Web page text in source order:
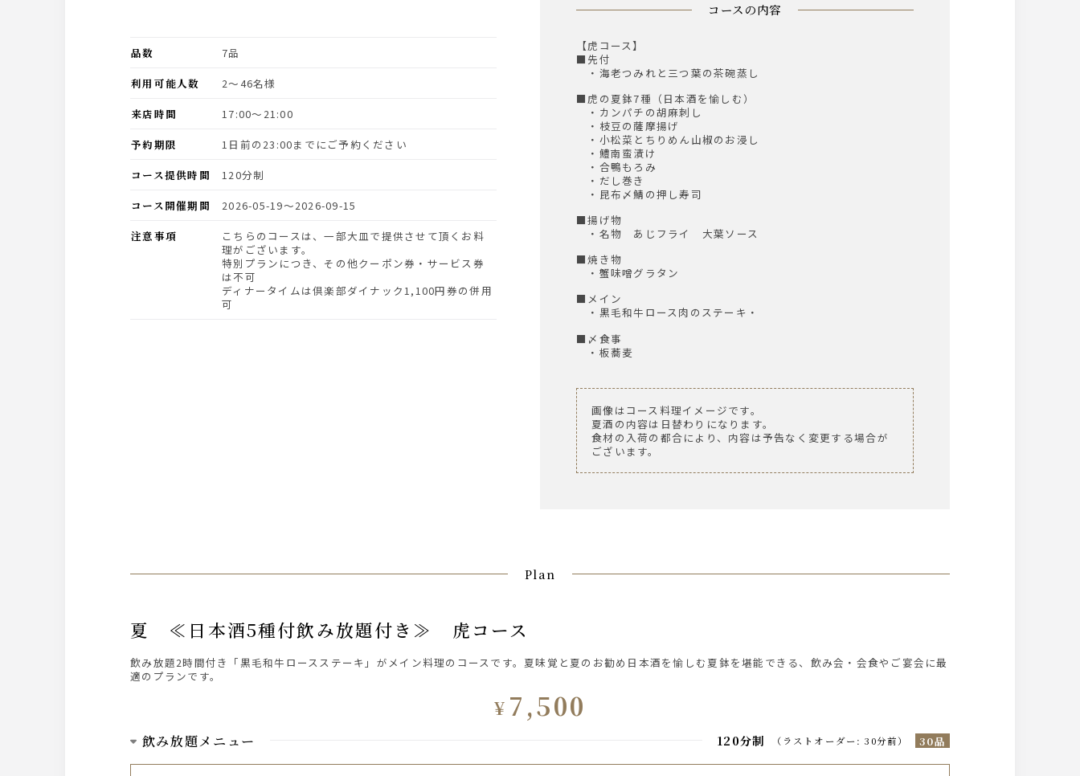
コースの内容
【虎コース】
■先付
・海老つみれと三つ葉の茶碗蒸し
■虎の夏鉢7種（日本酒を愉しむ）
・カンパチの胡麻刺し
・枝豆の薩摩揚げ
・小松菜とちりめん山椒のお浸し
・鱧南蛮漬け
・合鴨もろみ
・だし巻き
・昆布〆鯖の押し寿司
■揚げ物
・名物 あじフライ 大葉ソース
■焼き物
・蟹味噌グラタン
■メイン
・黒毛和牛ロース肉のステーキ・
■〆食事
・板蕎麦
画像はコース料理イメージです。
夏酒の内容は日替わりになります。
食材の入荷の都合により、内容は予告なく変更する場合が
ございます。
品数
7品
利用可能人数
2〜46名様
来店時間
17:00〜21:00
予約期限
1日前の23:00までにご予約ください
コース提供時間
120分制
コース開催期間
2026-05-19〜2026-09-15
注意事項
こちらのコースは、一部大皿で提供させて頂くお料
理がございます。
特別プランにつき、その他クーポン券・サービス券
は不可
ディナータイムは倶楽部ダイナック1,100円券の併用
可
Plan
夏 ≪日本酒5種付飲み放題付き≫ 虎コース
飲み放題2時間付き「黒毛和牛ロースステーキ」がメイン料理のコースです。夏味覚と夏のお勧め日本酒を愉しむ夏鉢を堪能できる、飲み会・会食やご宴会に最
適のプランです。
¥ 7,500
飲み放題メニュー 120分制 （ ラストオーダー: 30分前） 30品